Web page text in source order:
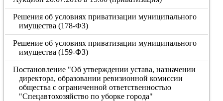
Решения об условиях приватизации муниципального
имущества (178-ФЗ)
Решение об условиях приватизации муниципального
имущества (159-ФЗ)
Постановление "Об утверждении устава, назначении
директора, образовании ревизионной комиссии
общества с ограниченной ответственностью
"Спецавтохозяйство по уборке города"